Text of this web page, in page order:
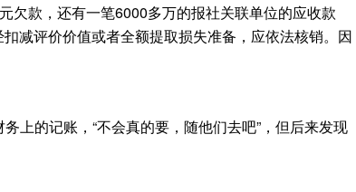
款，还有一笔6000多万的报社关联单位的应收款
减评价价值或者全额提取损失准备，应依法核销。因
的记账，“不会真的要，随他们去吧”，但后来发现